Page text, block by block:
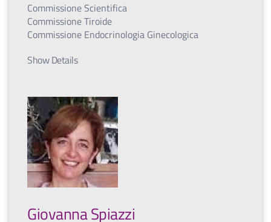
Commissione Scientifica
Commissione Tiroide
Commissione Endocrinologia Ginecologica
Show Details
Giovanna Spiazzi